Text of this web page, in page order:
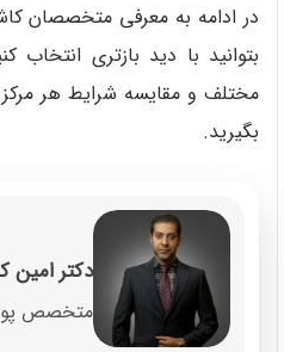
در ادامه به معرفی متخصصان
بتوانید با دید بازتری انتخاب
مختلف و مقایسه شرایط هر مرکز
بگیرید.
دکتر امین
متخصص